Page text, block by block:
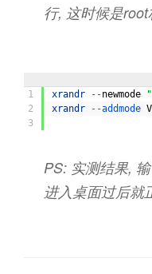
行, 这时候是
1
2
3
xrandr --newmode
xrandr
--addmode
PS: 实测结果,
进入桌面过后就